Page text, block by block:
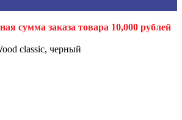
сумма заказа товара 10,000 рублей